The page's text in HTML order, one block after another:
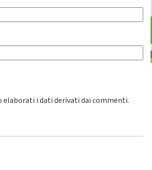
elaborati i dati derivati dai commenti.